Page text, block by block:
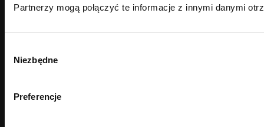
Partnerzy mogą połączyć te informacje z innymi danymi
zgody
Niezbędne
Preferencje